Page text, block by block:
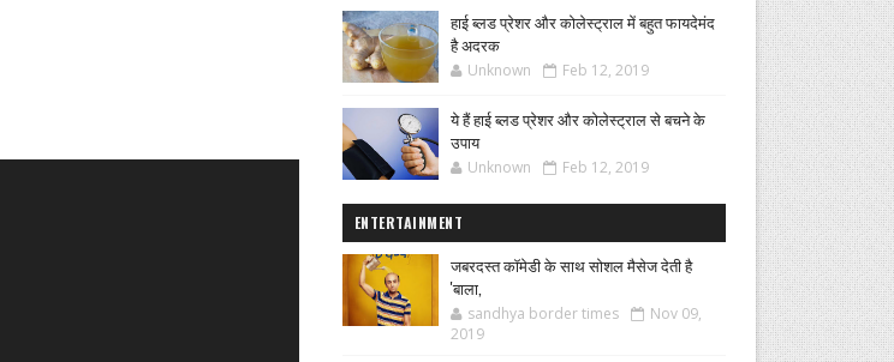
हाई ब्लड प्रेशर और कोलेस्ट्राल में बहुत फायदेमंद
है अदरक
Unknown Feb 12, 2019
ये हैं हाई ब्लड प्रेशर और कोलेस्ट्राल से बचने के
उपाय
Unknown Feb 12, 2019
ENTERTAINMENT
जबरदस्त कॉमेडी के साथ सोशल मैसेज देती है
'बाला,
sandhya border times
Nov 09,
2019